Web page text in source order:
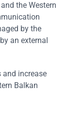
and the Western
by the
an external
and increase
Balkan